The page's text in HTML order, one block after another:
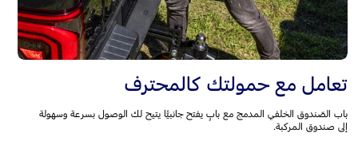
تعامل مع حمولتك كالمحترف
باب الصّندوق الخلفي المدمج مع بابٍ يفتح جانبيًّا يتيح لك الوصول بسرعة وسهولة
إلى صندوق المركبة.